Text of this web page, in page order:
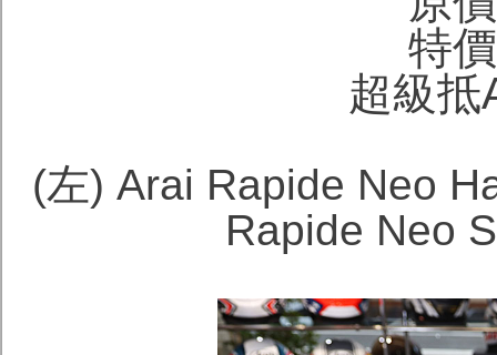
特
超級抵
(左) Arai Rapide Neo
Rapide Neo